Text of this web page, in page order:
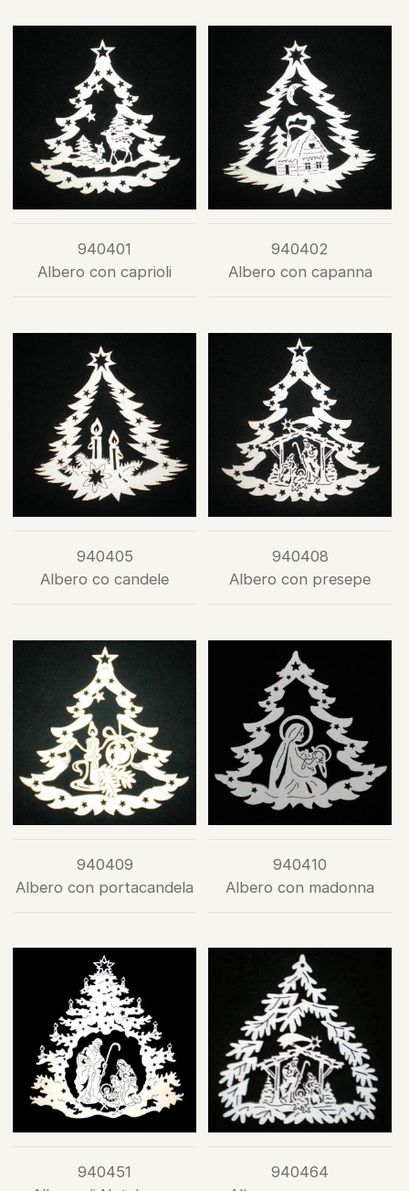
940401
Albero con caprioli
940402
Albero con capanna
940405
Albero co candele
940408
Albero con presepe
940409
Albero con portacandela
940410
Albero con madonna
940451
940464